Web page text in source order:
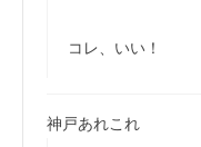
コレ、いい！
神戸あれこれ